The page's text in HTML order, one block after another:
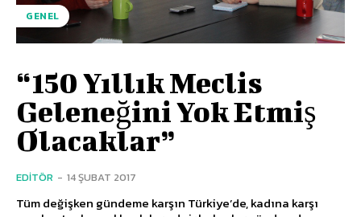
GENEL
“150 Yıllık Meclis
Geleneğini Yok Etmiş
Olacaklar”
EDITÖR - 14 ŞUBAT 2017
Tüm değişken gündeme karşın Türkiye’de, kadına karşı